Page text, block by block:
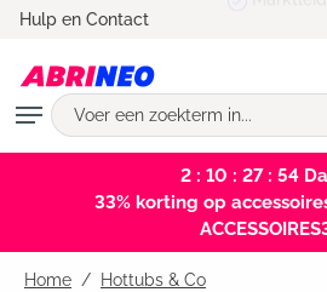
Hulp en Contact
2 : 10 : 27 : 53
33% korting op
Home Hottubs & Co